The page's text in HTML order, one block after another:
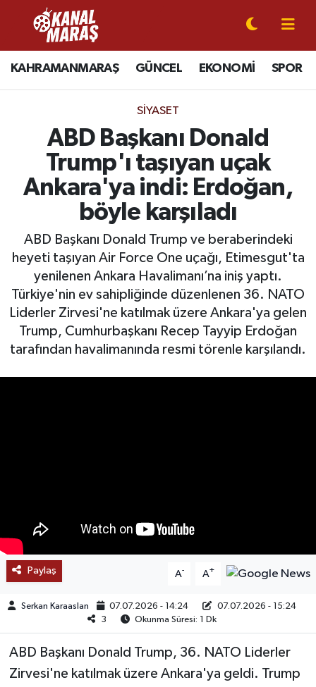
KAHRAMANMARAŞ GÜNCEL EKONOMİ SPOR
SIYASET
ABD Başkanı Donald
Trump'ı taşıyan uçak
Ankara'ya indi: Erdoğan,
böyle karşıladı
ABD Başkanı Donald Trump ve beraberindeki
heyeti taşıyan Air Force One uçağı, Etimesgut'ta
yenilenen Ankara Havalimanı’na iniş yaptı.
Türkiye'nin ev sahipliğinde düzenlenen 36. NATO
Liderler Zirvesi'ne katılmak üzere Ankara'ya gelen
Trump, Cumhurbaşkanı Recep Tayyip Erdoğan
tarafından havalimanında resmi törenle karşılandı.
Paylaş A- A+
Serkan Karaaslan 07.07.2026 - 14:24
07.07.2026 - 15:24
3
Okunma Süresi: 1 Dk
ABD Başkanı Donald Trump, 36. NATO Liderler
Zirvesi'ne katılmak üzere Ankara'ya geldi. Trump
CANLI YAYIN
KAHRAMANMARAŞ
SPOR
SİYASET
EKONOMİ
GÜNDEM
MAGAZİN
SAĞLIK
EĞİTİM
DÜNYA
TREND
Kahramanmaraş Nöbetçi Eczaneler
Kahramanmaraş Hava Durumu
Kahramanmaraş Trafik Yoğunluk Haritası
Süper Lig Puan Durumu ve Fikstür
Tüm Manşetler
Son Dakika Haberleri
Haber Arşivi